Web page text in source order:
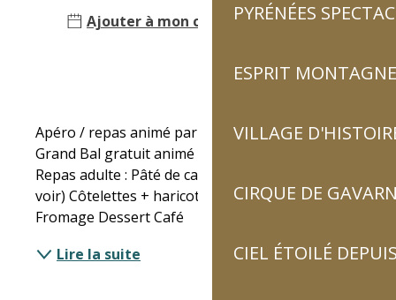
PYRÉNÉES
ESPRIT MONTAGNE
VILLAGE
CIRQUE DE
CIEL ÉTOILÉ
Ajouter à mon calendrier Google
Apéro / repas animé par le groupe Hot Dogs.
Grand Bal gratuit animé par : podium expérience
Repas adulte : Pâté de campagne + crudité (à
voir) Côtelettes + haricots Tarbais cuisinés
Fromage Dessert Café
Lire la suite